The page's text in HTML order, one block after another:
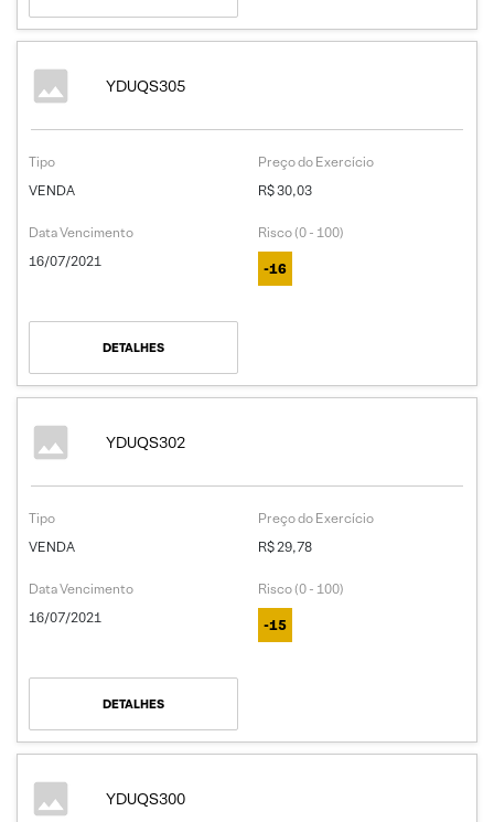
YDUQS305
Tipo
VENDA
Preço do Exercício
R$ 30,03
Data Vencimento
16/07/2021
Risco (0 - 100)
-16
DETALHES
YDUQS302
Tipo
VENDA
Preço do Exercício
R$ 29,78
Data Vencimento
16/07/2021
Risco (0 - 100)
-15
DETALHES
YDUQS300